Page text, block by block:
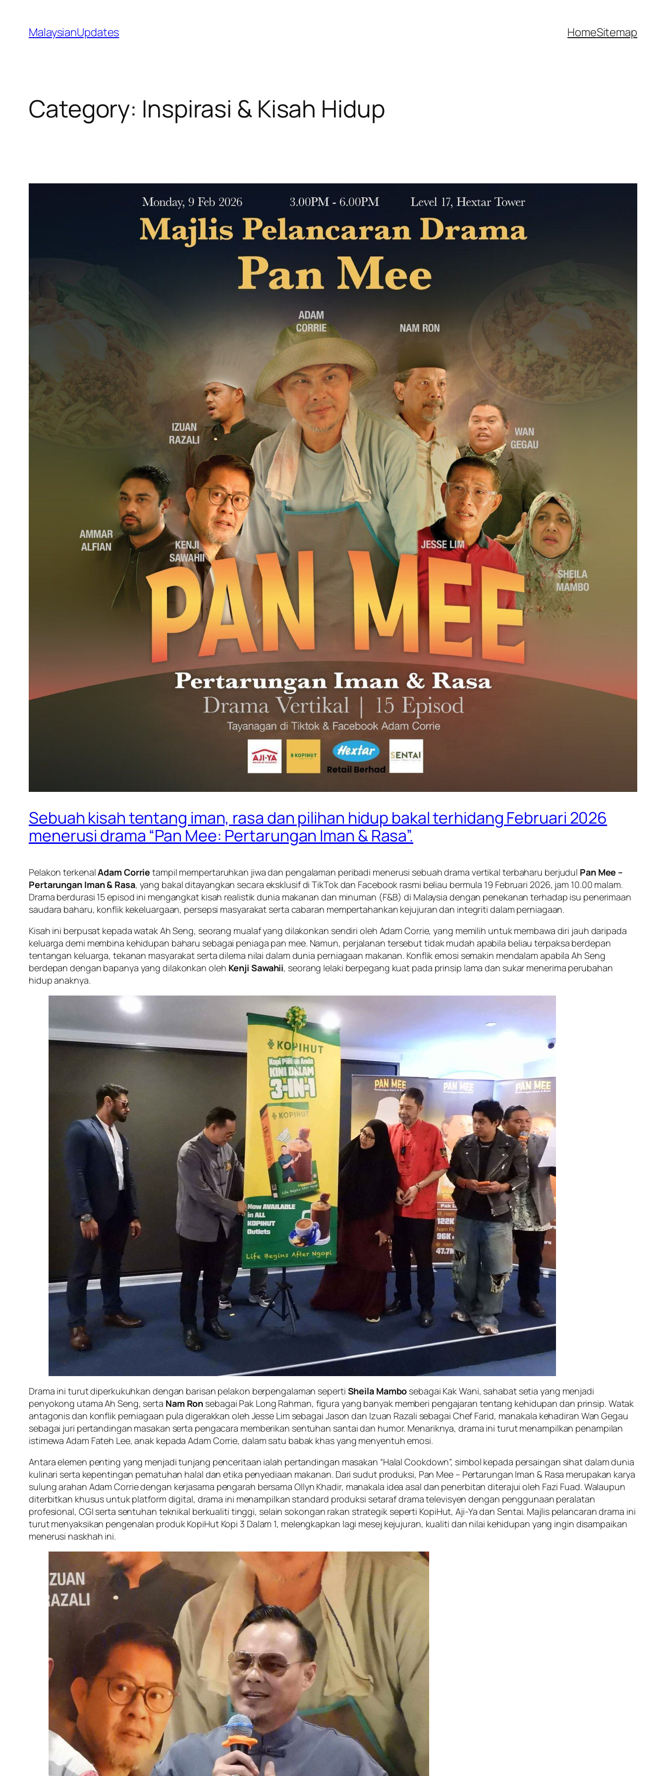
content
MalaysianUpdates HomeSitemap
Category: Inspirasi & Kisah Hidup
Sebuah kisah tentang iman, rasa dan pilihan hidup bakal terhidang Februari 2026
menerusi drama “Pan Mee: Pertarungan Iman & Rasa”.
Pelakon terkenalAdam Corrie tampil mempertaruhkan jiwa dan pengalaman peribadi menerusi sebuah drama vertikal terbaharu berjudul Pan Mee –
Pertarungan Iman & Rasa, yang bakal ditayangkan secara eksklusif di TikTok dan Facebook rasmi beliau bermula 19 Februari 2026, jam 10.00 malam.
Drama berdurasi 15 episod ini mengangkat kisah realistik dunia makanan dan minuman (F&B) di Malaysia dengan penekanan terhadap isu penerimaan
saudara baharu, konflik kekeluargaan, persepsi masyarakat serta cabaran mempertahankan kejujuran dan integriti dalam perniagaan.
Kisah ini berpusat kepada watak Ah Seng, seorang mualaf yang dilakonkan sendiri oleh Adam Corrie, yang memilih untuk membawa diri jauh daripada
keluarga demi membina kehidupan baharu sebagai peniaga pan mee. Namun, perjalanan tersebut tidak mudah apabila beliau terpaksa berdepan
tentangan keluarga, tekanan masyarakat serta dilema nilai dalam dunia perniagaan makanan. Konflik emosi semakin mendalam apabila Ah Seng
berdepan dengan bapanya yang dilakonkan oleh Kenji Sawahii, seorang lelaki berpegang kuat pada prinsip lama dan sukar menerima perubahan
hidup anaknya.
Drama ini turut diperkukuhkan dengan barisan pelakon berpengalaman seperti Sheila Mambo sebagai Kak Wani, sahabat setia yang menjadi
penyokong utama Ah Seng, serta Nam Ron sebagai Pak Long Rahman, figura yang banyak memberi pengajaran tentang kehidupan dan prinsip. Watak
antagonis dan konflik perniagaan pula digerakkan oleh Jesse Lim sebagai Jason dan Izuan Razali sebagai Chef Farid, manakala kehadiran Wan Gegau
sebagai juri pertandingan masakan serta pengacara memberikan sentuhan santai dan humor. Menariknya, drama ini turut menampilkan penampilan
istimewa Adam Fateh Lee, anak kepada Adam Corrie, dalam satu babak khas yang menyentuh emosi.
Antara elemen penting yang menjadi tunjang penceritaan ialah pertandingan masakan “Halal Cookdown”, simbol kepada persaingan sihat dalam dunia
kulinari serta kepentingan pematuhan halal dan etika penyediaan makanan. Dari sudut produksi, Pan Mee – Pertarungan Iman & Rasa merupakan karya
sulung arahan Adam Corrie dengan kerjasama pengarah bersama Ollyn Khadir, manakala idea asal dan penerbitan diterajui oleh Fazi Fuad. Walaupun
diterbitkan khusus untuk platform digital, drama ini menampilkan standard produksi setaraf drama televisyen dengan penggunaan peralatan
profesional, CGI serta sentuhan teknikal berkualiti tinggi, selain sokongan rakan strategik seperti KopiHut, Aji-Ya dan Sentai. Majlis pelancaran drama ini
turut menyaksikan pengenalan produk KopiHut Kopi 3 Dalam 1, melengkapkan lagi mesej kejujuran, kualiti dan nilai kehidupan yang ingin disampaikan
menerusi naskhah ini.